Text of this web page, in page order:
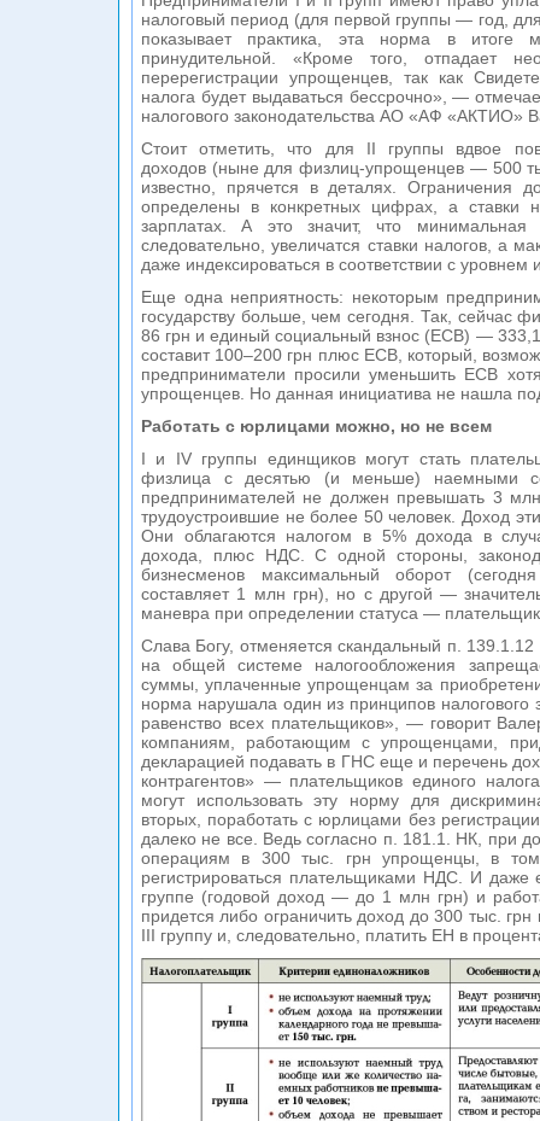
налоговый период (для первой группы — год,
показывает практика, эта норма в итоге
принудительной. «Кроме того, отпадает
перерегистрации упрощенцев, так как
налога будет выдаваться бессрочно», —
налогового законодательства АО «АФ «АКТИО»
Стоит отметить, что для II группы вдвое
доходов (ныне для физлиц-упрощенцев — 500
известно, прячется в деталях. Ограничения
определены в конкретных цифрах, а ставки
зарплатах. А это значит, что
следовательно, увеличатся ставки налогов, а
даже индексироваться в соответствии с
Еще одна неприятность: некоторым
государству больше, чем сегодня. Так, сейчас
86 грн и единый социальный взнос (ЕСВ) —
составит 100–200 грн плюс ЕСВ, который,
предприниматели просили уменьшить ЕСВ
упрощенцев. Но данная инициатива не нашла
Работать с юрлицами можно, но не всем
I и IV группы единщиков могут стать
физлица с десятью (и меньше) наемными
предпринимателей не должен превышать 3
трудоустроившие не более 50 человек. Доход
Они облагаются налогом в 5% дохода в
дохода, плюс НДС. С одной стороны,
бизнесменов максимальный оборот
составляет 1 млн грн), но с другой —
маневра при определении статуса —
Слава Богу, отменяется скандальный п.
на общей системе налогообложения
суммы, уплаченные упрощенцам за
норма нарушала один из принципов налогового
равенство всех плательщиков», — говорит
компаниям, работающим с упрощенцами,
декларацией подавать в ГНС еще и перечень
контрагентов» — плательщиков единого
могут использовать эту норму для
вторых, поработать с юрлицами без
далеко не все. Ведь согласно п. 181.1. НК, при
операциям в 300 тыс. грн упрощенцы, в
регистрироваться плательщиками НДС. И даже
группе (годовой доход — до 1 млн грн) и
придется либо ограничить доход до 300 тыс.
III группу и, следовательно, платить ЕН в